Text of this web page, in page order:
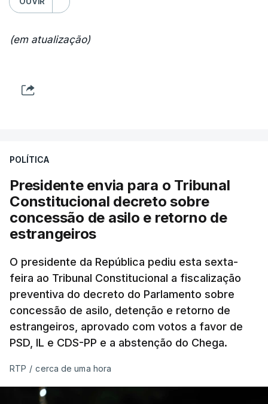
(em atualização)
POLÍTICA
Presidente envia para o Tribunal
Constitucional decreto sobre
concessão de asilo e retorno de
estrangeiros
O presidente da República pediu esta sexta-
feira ao Tribunal Constitucional a fiscalização
preventiva do decreto do Parlamento sobre
concessão de asilo, detenção e retorno de
estrangeiros, aprovado com votos a favor de
PSD, IL e CDS-PP e a abstenção do Chega.
RTP / cerca de uma hora